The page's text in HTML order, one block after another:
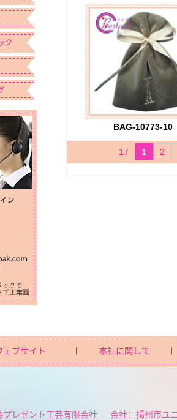
ク
BAG-10773-10
17 1 2
ェブサイト 本社に関して
レゼント工芸有限会社 会社：揚州市ユ